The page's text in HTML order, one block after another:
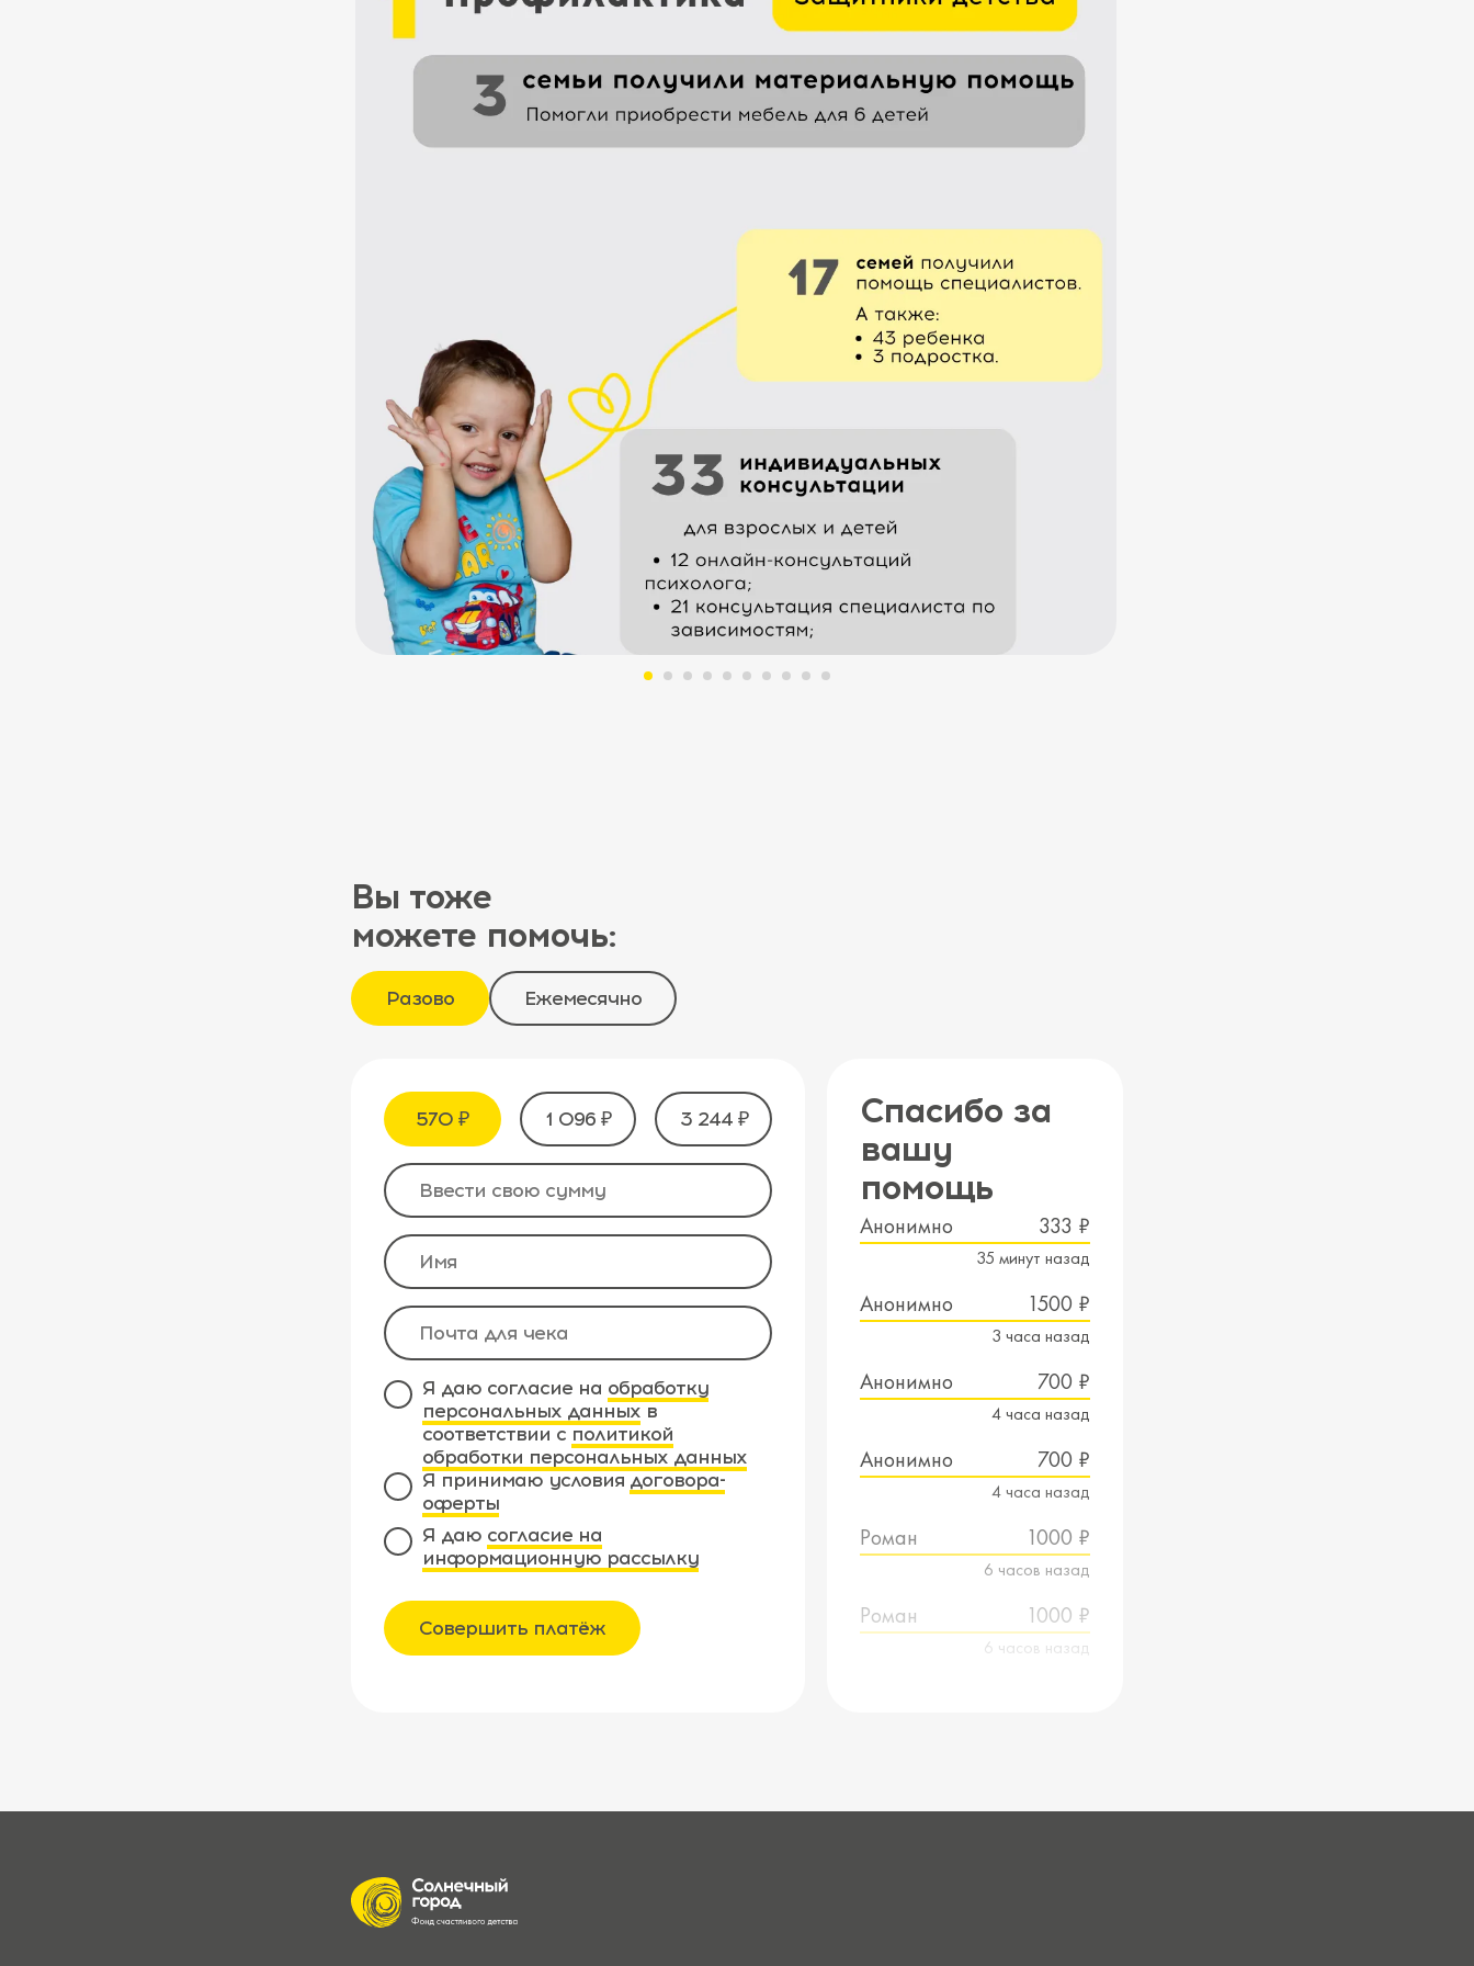
Вы тоже
можете помочь:
Разово Ежемесячно
570 ₽ 1 096 ₽ 3 244 ₽
Я даю согласие на обработку
персональных данных в
соответствии с политикой
обработки персональных данных
Я принимаю условия договора-
оферты
Я даю согласие на
информационную рассылку
Совершить платёж
Спасибо за
вашу
помощь
Анонимно 333 ₽
35 минут назад
Анонимно 1500 ₽
3 часа назад
Анонимно 700 ₽
4 часа назад
Анонимно 700 ₽
4 часа назад
Роман 1000 ₽
6 часов назад
Роман 1000 ₽
6 часов назад